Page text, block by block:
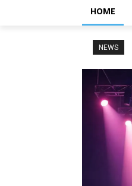
HOME
NEWS